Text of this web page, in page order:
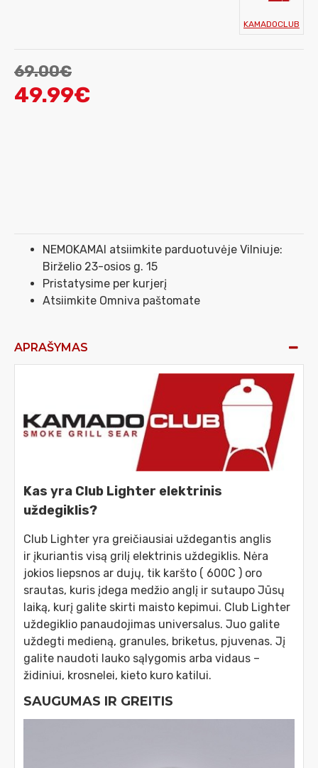
49.99€
69.00€
KAMADOCLUB
NEMOKAMAI atsiimkite parduotuvėje Vilniuje:
Birželio 23-osios g. 15
Pristatysime per kurjerį
Atsiimkite Omniva paštomate
APRAŠYMAS
Kas yra Club Lighter elektrinis
uždegiklis?
Club Lighter yra greičiausiai uždegantis anglis
ir įkuriantis visą grilį elektrinis uždegiklis. Nėra
jokios liepsnos ar dujų, tik karšto ( 600C ) oro
srautas, kuris įdega medžio anglį ir sutaupo Jūsų
laiką, kurį galite skirti maisto kepimui. Club Lighter
uždegiklio panaudojimas universalus. Juo galite
uždegti medieną, granules, briketus, pjuvenas. Jį
galite naudoti lauko sąlygomis arba vidaus –
židiniui, krosnelei, kieto kuro katilui.
SAUGUMAS IR GREITIS